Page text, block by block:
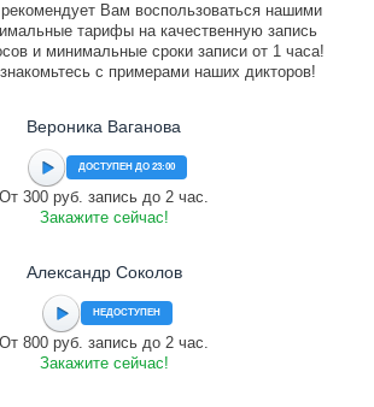
Вам воспользоваться нашими
тарифы на качественную запись
и минимальные сроки записи от 1 часа!
с примерами наших дикторов!
Вероника Ваганова
ДОСТУПЕН ДО 23:00
От 300 руб. запись до 2 час.
Закажите сейчас!
Александр Соколов
НЕДОСТУПЕН
От 800 руб. запись до 2 час.
Закажите сейчас!